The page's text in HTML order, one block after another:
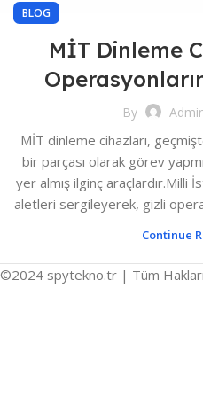
BLOG
MİT Dinleme
By
MİT dinleme cihazları,
bir parçası olarak görev
yer almış ilginç araçlardır.Milli
aletleri sergileyerek, gizli
Continue
©2024 spytekno.tr | Tüm Hakları